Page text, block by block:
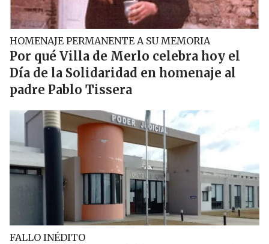
HOMENAJE PERMANENTE A SU MEMORIA
Por qué Villa de Merlo celebra hoy el
Día de la Solidaridad en homenaje al
padre Pablo Tissera
FALLO INÉDITO